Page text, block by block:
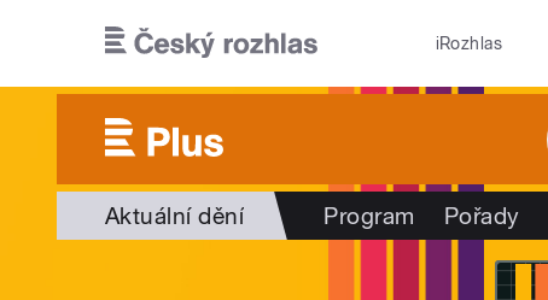
iRozhlas
Aktuální dění Program Pořady